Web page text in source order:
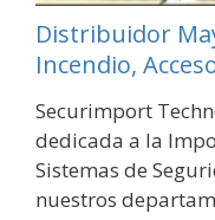
Distribuidor
Incendio,
Securimport
dedicada a la
Sistemas de
nuestros